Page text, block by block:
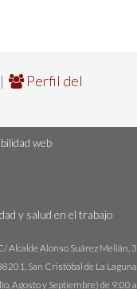
|
Perfil del
web
y salud en el trabajo
Alcalde Alonso Suárez Melián, 3
San Cristóbal de La Laguna
Agosto y Septiembre) de 9:00 a